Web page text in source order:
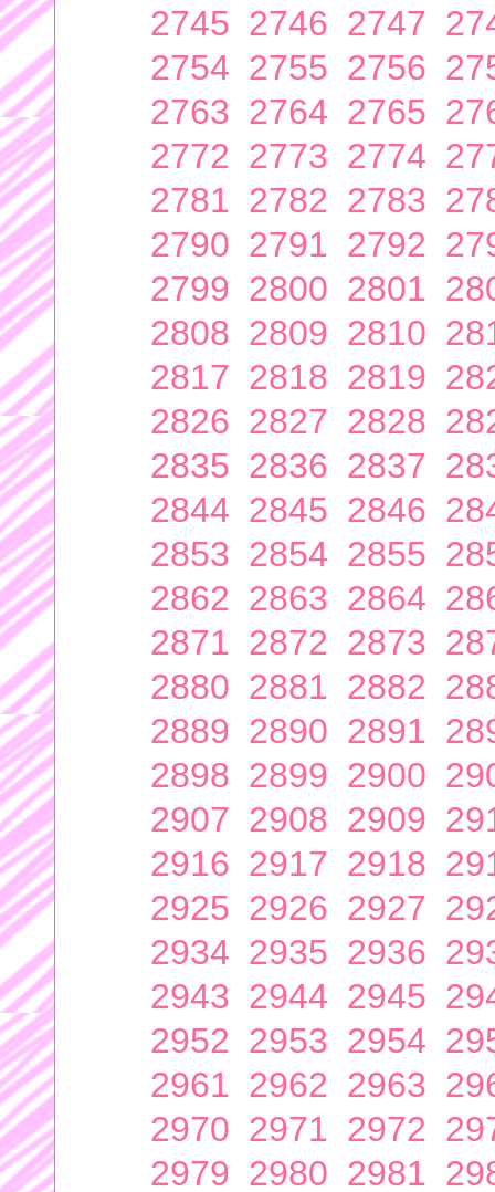
2745 2746 2747
2754 2755 2756
2763 2764 2765
2772 2773 2774
2781 2782 2783
2790 2791 2792
2799 2800 2801
2808 2809 2810
2817 2818 2819
2826 2827 2828
2835 2836 2837
2844 2845 2846
2853 2854 2855
2862 2863 2864
2871 2872 2873
2880 2881 2882
2889 2890 2891
2898 2899 2900
2907 2908 2909
2916 2917 2918
2925 2926 2927
2934 2935 2936
2943 2944 2945
2952 2953 2954
2961 2962 2963
2970 2971 2972
2979 2980 2981